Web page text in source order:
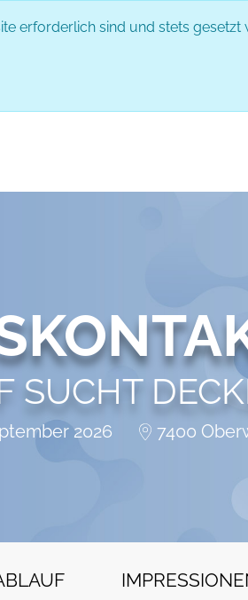
erforderlich sind und stets gesetzt
SUCHT
2026 7400
IMPRESSIONEN